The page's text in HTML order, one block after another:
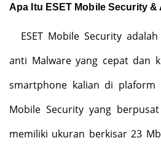
Apa Itu ESET Mobile Security
ESET Mobile Security
anti Malware yang cepat dan
smartphone kalian di plaform
Mobile Security yang
memiliki ukuran berkisar 23